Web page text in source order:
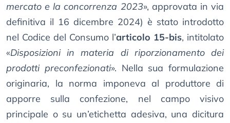
mercato e la concorrenza 2023», approvata in via
definitiva il 16 dicembre 2024) è stato introdotto
nel Codice del Consumo l’articolo 15-bis, intitolato
«Disposizioni in materia di riporzionamento dei
prodotti preconfezionati». Nella sua formulazione
originaria, la norma imponeva al produttore di
apporre sulla confezione, nel campo visivo
principale o su un’etichetta adesiva, una dicitura